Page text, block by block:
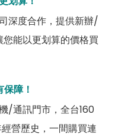
深度合作，提供新辦/
能以更划算的價格買
障！
/通訊門市，全台160
營歷史，一間購買連